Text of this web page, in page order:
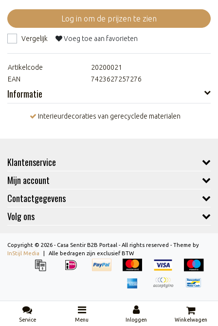
Log in om de prijzen te zien
Vergelijk Voeg toe aan favorieten
Artikelcode
20200021
EAN
7423627257276
Informatie
Interieurdecoraties van gerecyclede materialen
Klantenservice
Mijn account
Contactgegevens
Volg ons
Copyright © 2026 - Casa Sentir B2B Portaal - All rights reserved - Theme by
InStijl Media
Alle bedragen zijn exclusief BTW
Service Menu Inloggen Winkelwagen